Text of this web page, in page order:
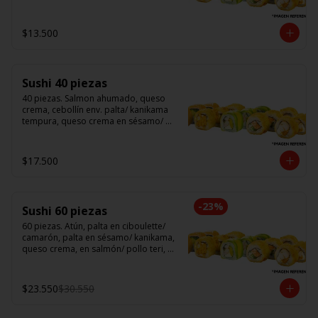
$13.500
Sushi 40 piezas
40 piezas. Salmon ahumado, queso
crema, cebollín env. palta/ kanikama
tempura, queso crema en sésamo/
$17.500
-23%
Sushi 60 piezas
60 piezas. Atún, palta en ciboulette/
camarón, palta en sésamo/ kanikama,
queso crema, en salmón/ pollo teri,
panko/ camarón, queso crema, en
panko.
$23.550$30.550